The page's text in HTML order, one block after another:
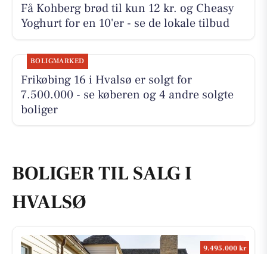
Få Kohberg brød til kun 12 kr. og Cheasy
Yoghurt for en 10'er - se de lokale tilbud
BOLIGMARKED
Frikøbing 16 i Hvalsø er solgt for
7.500.000 - se køberen og 4 andre solgte
boliger
BOLIGER TIL SALG I
HVALSØ
9.495.000 kr